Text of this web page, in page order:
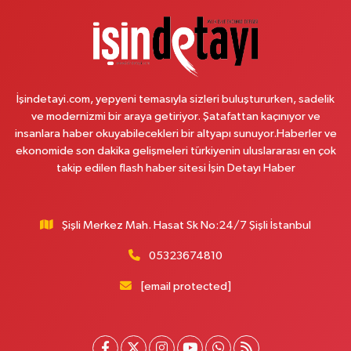
Yol Tarifi Al
Çemberlitaş Eczanesi
Binbirdirek Mahallesi Peykane Caddesi 25 A
0 (212) 590 90 09 Yol Tarifi Al
Naciye Eczanesi
Esentepe Mahallesi 2388. Sokak 8 A 38 NOLU ASM YANI - ESENTEPE
MERKEZ CAMİNİN ORDAKİ GÜVEN KASABIN KARŞI SOKAĞINDA
Mehmet Nesih Özmen Mahallesi Zeki Sokak No:28 A MEVLANA FIRININ
Burak Eczanesi
İşindetayi.com, yepyeni temasıyla sizleri buluştururken, sadelik
ve modernizmi bir araya getiriyor. Şatafattan kaçınıyor ve
insanlara haber okuyabilecekleri bir altyapı sunuyor.Haberler ve
ekonomide son dakika gelişmeleri türkiyenin uluslararası en çok
takip edilen flash haber sitesi İşin Detayı Haber
Şişli Merkez Mah. Hasat Sk No:24/7 Şişli İstanbul
05323674810
[email protected]